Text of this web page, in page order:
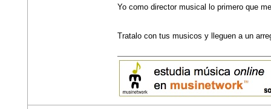
Yo como director musical lo primero que
Tratalo con tus musicos y lleguen a un